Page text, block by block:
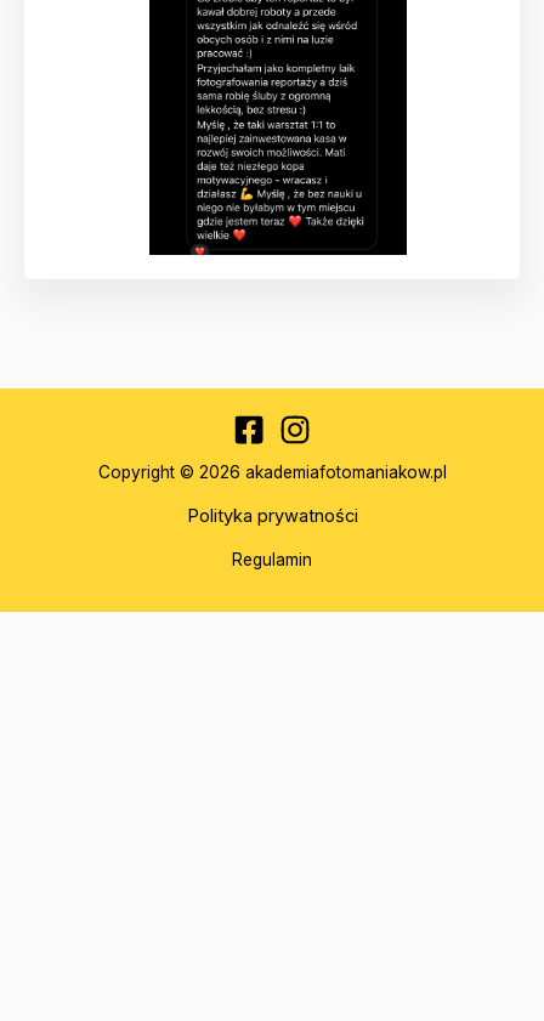
Copyright © 2026 akademiafotomaniakow.pl
Polityka prywatności
Regulamin